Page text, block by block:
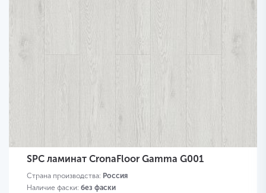
SPC ламинат CronaFloor Gamma G001
Страна производства: Россия
Наличие фаски: без фаски